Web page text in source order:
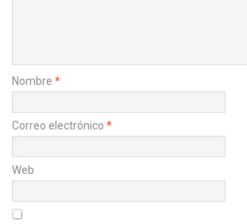
Nombre *
Correo electrónico *
Web